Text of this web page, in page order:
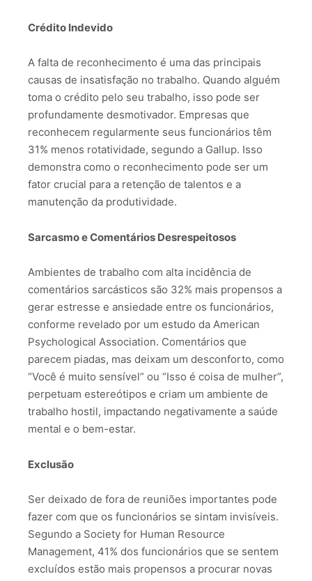
Crédito Indevido
A falta de reconhecimento é uma das principais
causas de insatisfação no trabalho. Quando alguém
toma o crédito pelo seu trabalho, isso pode ser
profundamente desmotivador. Empresas que
reconhecem regularmente seus funcionários têm
31% menos rotatividade, segundo a Gallup. Isso
demonstra como o reconhecimento pode ser um
fator crucial para a retenção de talentos e a
manutenção da produtividade.
Sarcasmo e Comentários Desrespeitosos
Ambientes de trabalho com alta incidência de
comentários sarcásticos são 32% mais propensos a
gerar estresse e ansiedade entre os funcionários,
conforme revelado por um estudo da American
Psychological Association. Comentários que
parecem piadas, mas deixam um desconforto, como
“Você é muito sensível” ou “Isso é coisa de mulher”,
perpetuam estereótipos e criam um ambiente de
trabalho hostil, impactando negativamente a saúde
mental e o bem-estar.
Exclusão
Ser deixado de fora de reuniões importantes pode
fazer com que os funcionários se sintam invisíveis.
Segundo a Society for Human Resource
Management, 41% dos funcionários que se sentem
excluídos estão mais propensos a procurar novas